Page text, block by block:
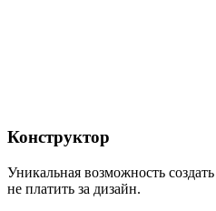
Конструктор
Уникальная возможность
не платить за дизайн.